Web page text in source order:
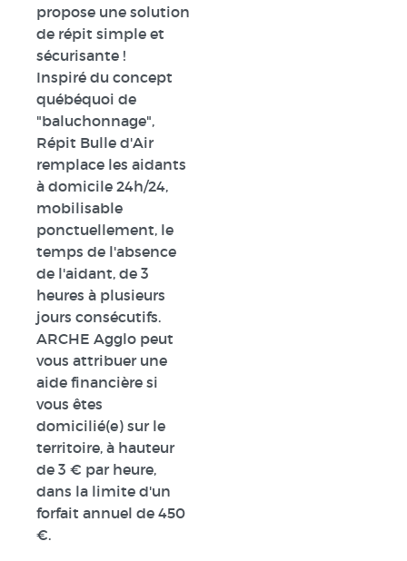
propose une solution
de répit simple et
sécurisante !
Inspiré du concept
québéquoi de
"baluchonnage",
Répit Bulle d'Air
remplace les aidants
à domicile 24h/24,
mobilisable
ponctuellement, le
temps de l'absence
de l'aidant, de 3
heures à plusieurs
jours consécutifs.
ARCHE Agglo peut
vous attribuer une
aide financière si
vous êtes
domicilié(e) sur le
territoire, à hauteur
de 3 € par heure,
dans la limite d'un
forfait annuel de 450
€.